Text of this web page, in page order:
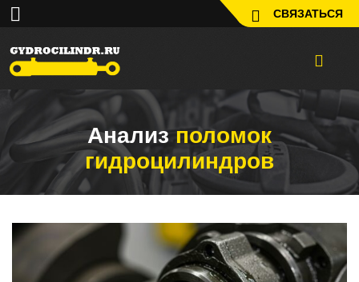
СВЯЗАТЬСЯ
Анализполомок
гидроцилиндров